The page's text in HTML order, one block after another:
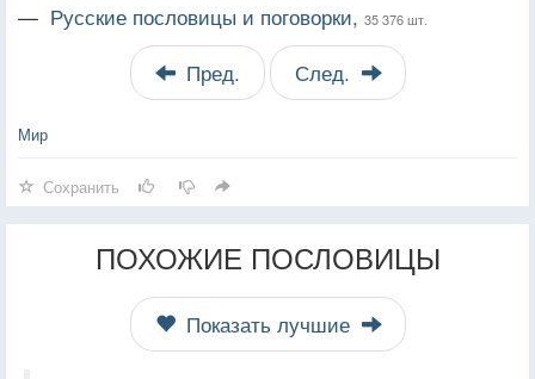
— Русские пословицы и поговорки, 35 376 шт.
Пред. След.
Мир
Сохранить
ПОХОЖИЕ ПОСЛОВИЦЫ
Показать лучшие